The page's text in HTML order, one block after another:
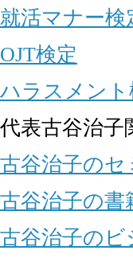
就活マナー検
OJT検定
ハラスメント
代表古谷治子
古谷治子のセ
古谷治子の書
古谷治子の